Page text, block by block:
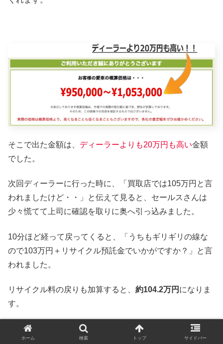
そこで出た金額は、 ディーラーよりも20万円も高い金額
でした。
次回ディーラーに行った時に、「買取店では105万円と言
われましたけど・・」と伝えて見ると、セールスさんは
少々慌てて上司に確認を取りに奥へ引っ込みました。
10分ほど経って戻ってくると、「うちもギリギリの線な
ので103万円＋リサイクル預託金でいかがですか？」と言
われました。
リサイクル料の戻りも加算すると、 約104.2万円 になりま
す。
その時の契約書はこちらです。
ホーム 検索 トップ サイドバー